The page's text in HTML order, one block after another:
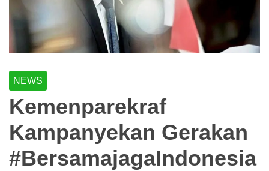
NEWS
Kemenparekraf
Kampanyekan Gerakan
#BersamajagaIndonesia